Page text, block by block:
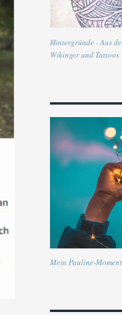
Hintergründe - Aus
Wikinger und Tattoos
Mein Pauline-